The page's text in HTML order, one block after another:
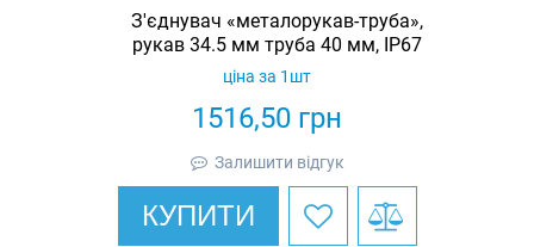
З'єднувач «металорукав-труба»,
рукав 34.5 мм труба 40 мм, IP67
1516,50 грн
ціна за 1шт
Залишити відгук
КУПИТИ